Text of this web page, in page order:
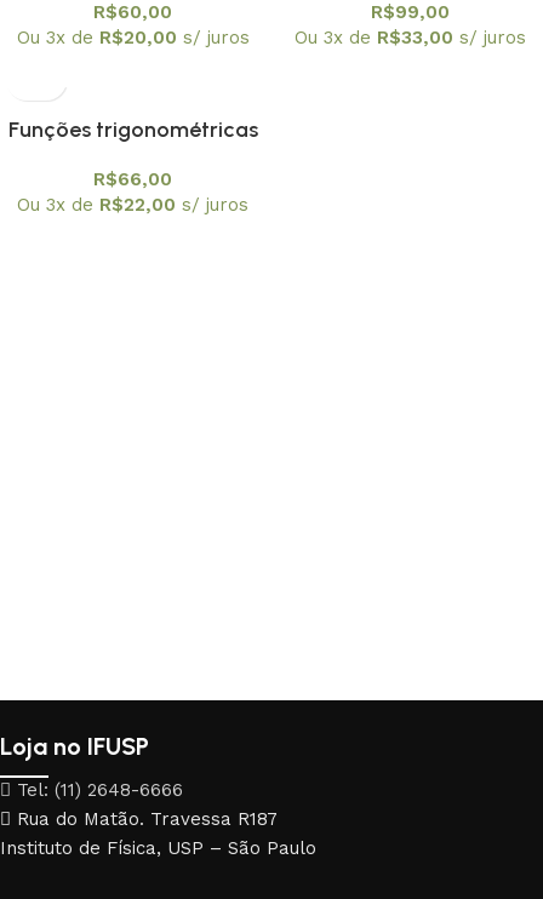
Elementos para uma
Matemática
R$60,00
Ou 3x de R$20,00 s/ juros
aprendizagem
R$99,00
Ou 3x de R$33,00 s/ juros
Funções trigonométricas
engenharia didática
R$66,00
Ou 3x de R$22,00 s/ juros
Loja no IFUSP
Tel: (11) 2648-6666
Rua do Matão. Travessa R187
Instituto de Física, USP – São Paulo